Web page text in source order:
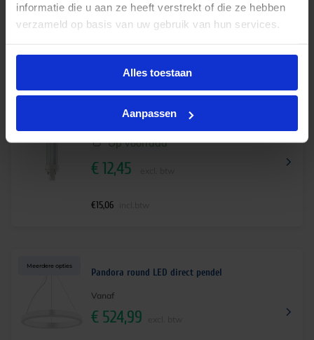
informatie die u aan ze heeft verstrekt of die ze hebben
verzameld op basis van uw gebruik van hun services.
Alles toestaan
Aanpassen
€4,45 excl. btw
€5,38 incl.btw
Philips Master PL-C Xtra 26W 840 – 2 pins
Op voorraad
€12,45
€15,06
Meerdere opties
Pandora round LED direct pendel
Vanaf
€ 524,99